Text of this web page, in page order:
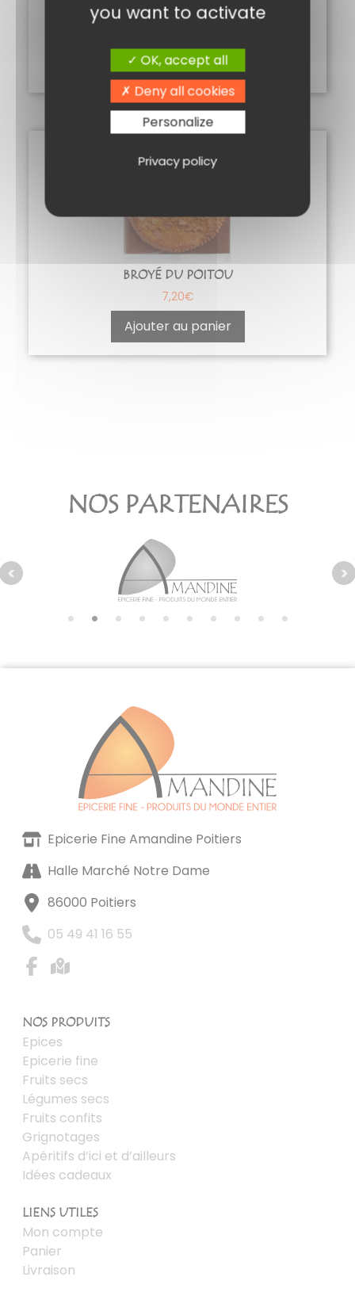
ARACHIDE COQUE 200G
Ajouter au panier
BROYÉ DU POITOU
7,20€
Ajouter au panier
NOS PARTENAIRES
Epicerie Fine Amandine Poitiers
Halle Marché Notre Dame
86000 Poitiers
05 49 41 16 55
NOS PRODUITS
Epices
Epicerie fine
Fruits secs
Légumes secs
Fruits confits
Grignotages
Apéritifs d’ici et d’ailleurs
Idées cadeaux
LIENS UTILES
Mon compte
Panier
Livraison
you want to activate
OK, accept all
Deny all cookies
Personalize
Privacy policy